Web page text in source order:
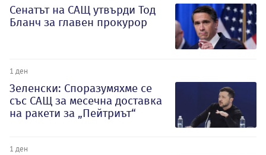
Сенатът на САЩ утвърди Тод
Бланч за главен прокурор
1 ден
Зеленски: Споразумяхме се
със САЩ за месечна доставка
на ракети за „Пейтриът“
1 ден